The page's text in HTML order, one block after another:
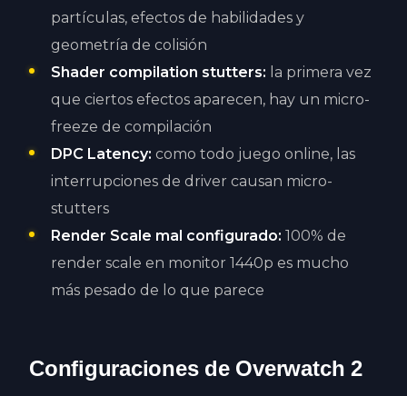
partículas, efectos de habilidades y
geometría de colisión
Shader compilation stutters: la primera vez
que ciertos efectos aparecen, hay un micro-
freeze de compilación
DPC Latency: como todo juego online, las
interrupciones de driver causan micro-
stutters
Render Scale mal configurado: 100% de
render scale en monitor 1440p es mucho
más pesado de lo que parece
Configuraciones de Overwatch 2